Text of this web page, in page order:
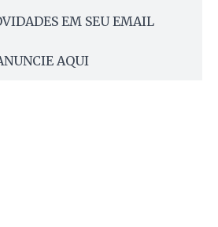
EM SEU EMAIL
AQUI